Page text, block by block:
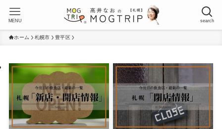
search
MENU
ホーム 札幌市 豊平区